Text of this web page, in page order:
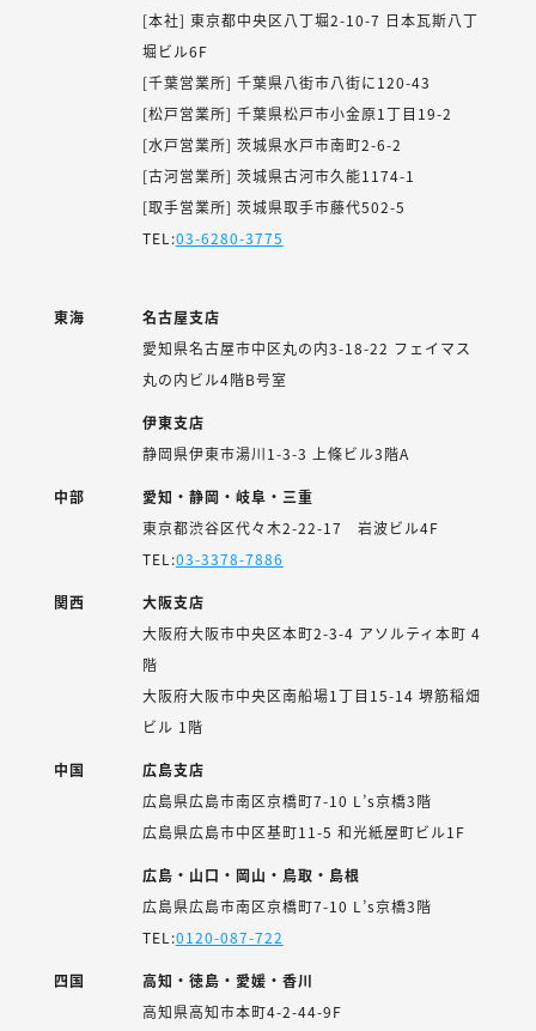
[本社] 東京都中央区八丁堀2-10-7 日本瓦斯八丁
堀ビル6F
[千葉営業所] 千葉県八街市八街に120-43
[松戸営業所] 千葉県松戸市小金原1丁目19-2
[水戸営業所] 茨城県水戸市南町2-6-2
[古河営業所] 茨城県古河市久能1174-1
[取手営業所] 茨城県取手市藤代502-5
TEL:03-6280-3775
東海
名古屋支店
愛知県名古屋市中区丸の内3-18-22 フェイマス
丸の内ビル4階B号室
伊東支店
静岡県伊東市湯川1-3-3 上條ビル3階A
中部
愛知・静岡・岐阜・三重
東京都渋谷区代々木2-22-17 岩波ビル4F
TEL:03-3378-7886
関西
大阪支店
大阪府大阪市中央区本町2-3-4 アソルティ本町 4
階
大阪府大阪市中央区南船場1丁目15-14 堺筋稲畑
ビル 1階
中国
広島支店
広島県広島市南区京橋町7-10 L’s京橋3階
広島県広島市中区基町11-5 和光紙屋町ビル1F
広島・山口・岡山・鳥取・島根
広島県広島市南区京橋町7-10 L’s京橋3階
TEL:0120-087-722
四国
高知・徳島・愛媛・香川
高知県高知市本町4-2-44-9F